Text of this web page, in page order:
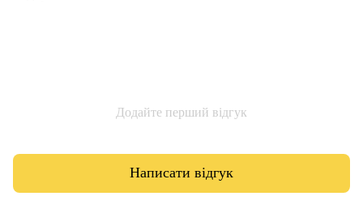
Додайте перший відгук
Написати відгук